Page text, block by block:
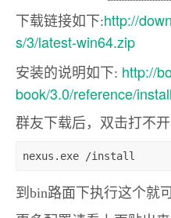
下载链接如下:http://
s/3/latest-win64.zip
安装的说明如下: http://
book/3.0/reference/
群友下载后，双击打不
nexus.exe /install
到bin路面下执行这个就